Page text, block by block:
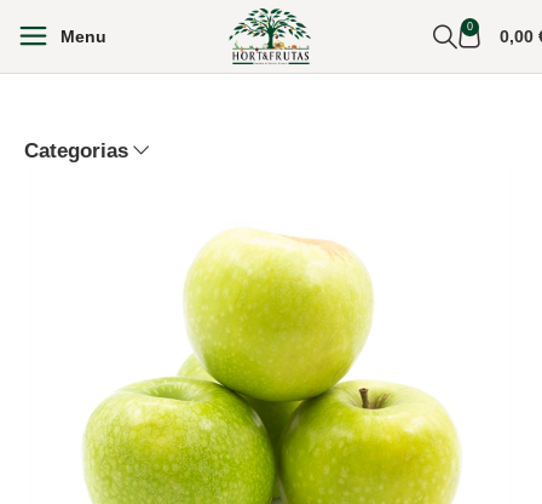
Menu 0 0,00
Categorias